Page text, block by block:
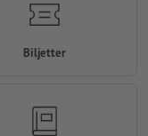
Biljetter